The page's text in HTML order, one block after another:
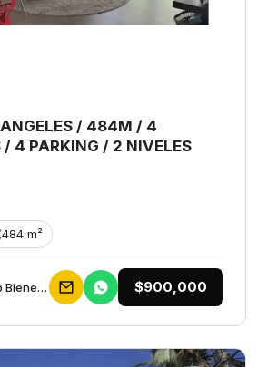
/ 484M / 4
/ 4 PARKING / 2 NIVELES
484 m²
Galceb Group Bienes Raices $900,000